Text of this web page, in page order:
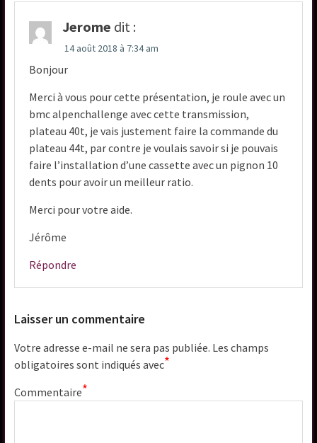
Jerome dit :
14 août 2018 à 7:34 am
Bonjour
Merci à vous pour cette présentation, je roule avec un
bmc alpenchallenge avec cette transmission,
plateau 40t, je vais justement faire la commande du
plateau 44t, par contre je voulais savoir si je pouvais
faire l’installation d’une cassette avec un pignon 10
dents pour avoir un meilleur ratio.
Merci pour votre aide.
Jérôme
Répondre
Laisser un commentaire
Votre adresse e-mail ne sera pas publiée. Les champs
obligatoires sont indiqués avec*
Commentaire*